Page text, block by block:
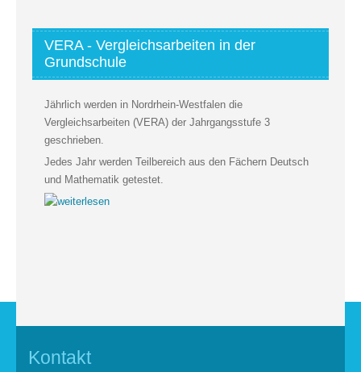
VERA - Vergleichsarbeiten in der
Grundschule
Jährlich werden in Nordrhein-Westfalen die
Vergleichsarbeiten (VERA) der Jahrgangsstufe 3
geschrieben.
Jedes Jahr werden Teilbereich aus den Fächern Deutsch
und Mathematik getestet.
Kontakt